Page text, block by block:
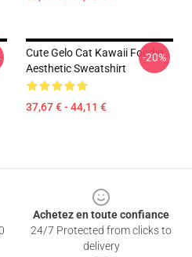
Cute Gelo Cat Kawaii Foodie
Aesthetic Sweatshirt
37,67 € - 44,11 €
-20%
Achetez en toute confiance
24/7 Protected from clicks to
delivery